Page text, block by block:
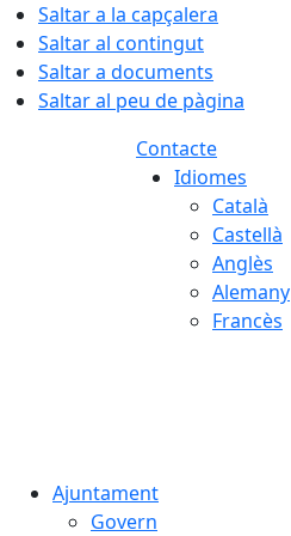
Saltar a la capçalera
Saltar al contingut
Saltar a documents
Saltar al peu de pàgina
Contacte
Idiomes
Català
Castellà
Anglès
Alemany
Francès
Ajuntament
Govern